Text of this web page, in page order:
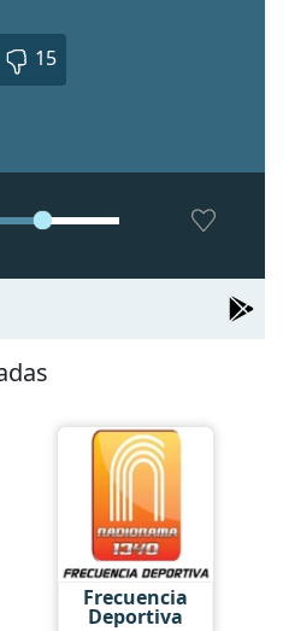
15
Frecuencia
Deportiva